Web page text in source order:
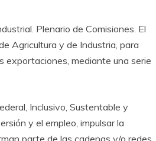
Plenario de Comisiones. El
Agricultura y de Industria, para
exportaciones, mediante una serie
Inclusivo, Sustentable y
y el empleo, impulsar la
parte de las cadenas y/o redes